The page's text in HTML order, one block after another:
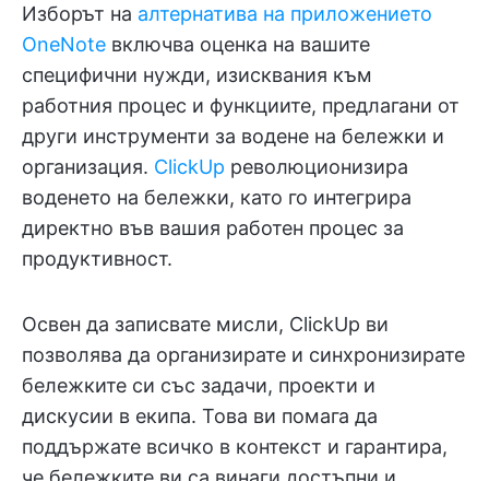
Изборът на алтернатива на приложението
OneNote включва оценка на вашите
специфични нужди, изисквания към
работния процес и функциите, предлагани от
други инструменти за водене на бележки и
организация. ClickUp революционизира
воденето на бележки, като го интегрира
директно във вашия работен процес за
продуктивност.
Освен да записвате мисли, ClickUp ви
позволява да организирате и синхронизирате
бележките си със задачи, проекти и
дискусии в екипа. Това ви помага да
поддържате всичко в контекст и гарантира,